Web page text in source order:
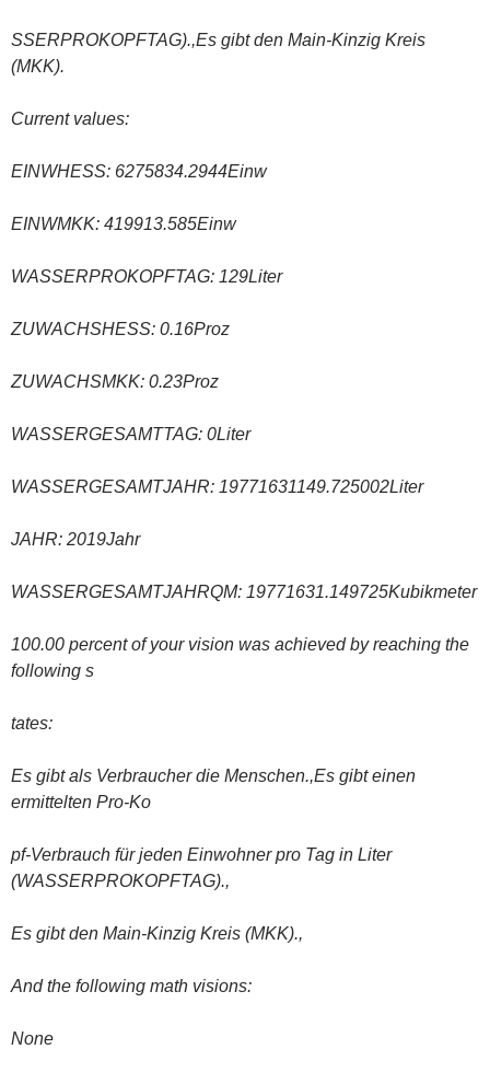
SSERPROKOPFTAG).,Es gibt den Main-Kinzig Kreis
(MKK).
Current values:
EINWHESS: 6275834.2944Einw
EINWMKK: 419913.585Einw
WASSERPROKOPFTAG: 129Liter
ZUWACHSHESS: 0.16Proz
ZUWACHSMKK: 0.23Proz
WASSERGESAMTTAG: 0Liter
WASSERGESAMTJAHR: 19771631149.725002Liter
JAHR: 2019Jahr
WASSERGESAMTJAHRQM: 19771631.149725Kubikmeter
100.00 percent of your vision was achieved by reaching the
following s
tates:
Es gibt als Verbraucher die Menschen.,Es gibt einen
ermittelten Pro-Ko
pf-Verbrauch für jeden Einwohner pro Tag in Liter
(WASSERPROKOPFTAG).,
Es gibt den Main-Kinzig Kreis (MKK).,
And the following math visions:
None